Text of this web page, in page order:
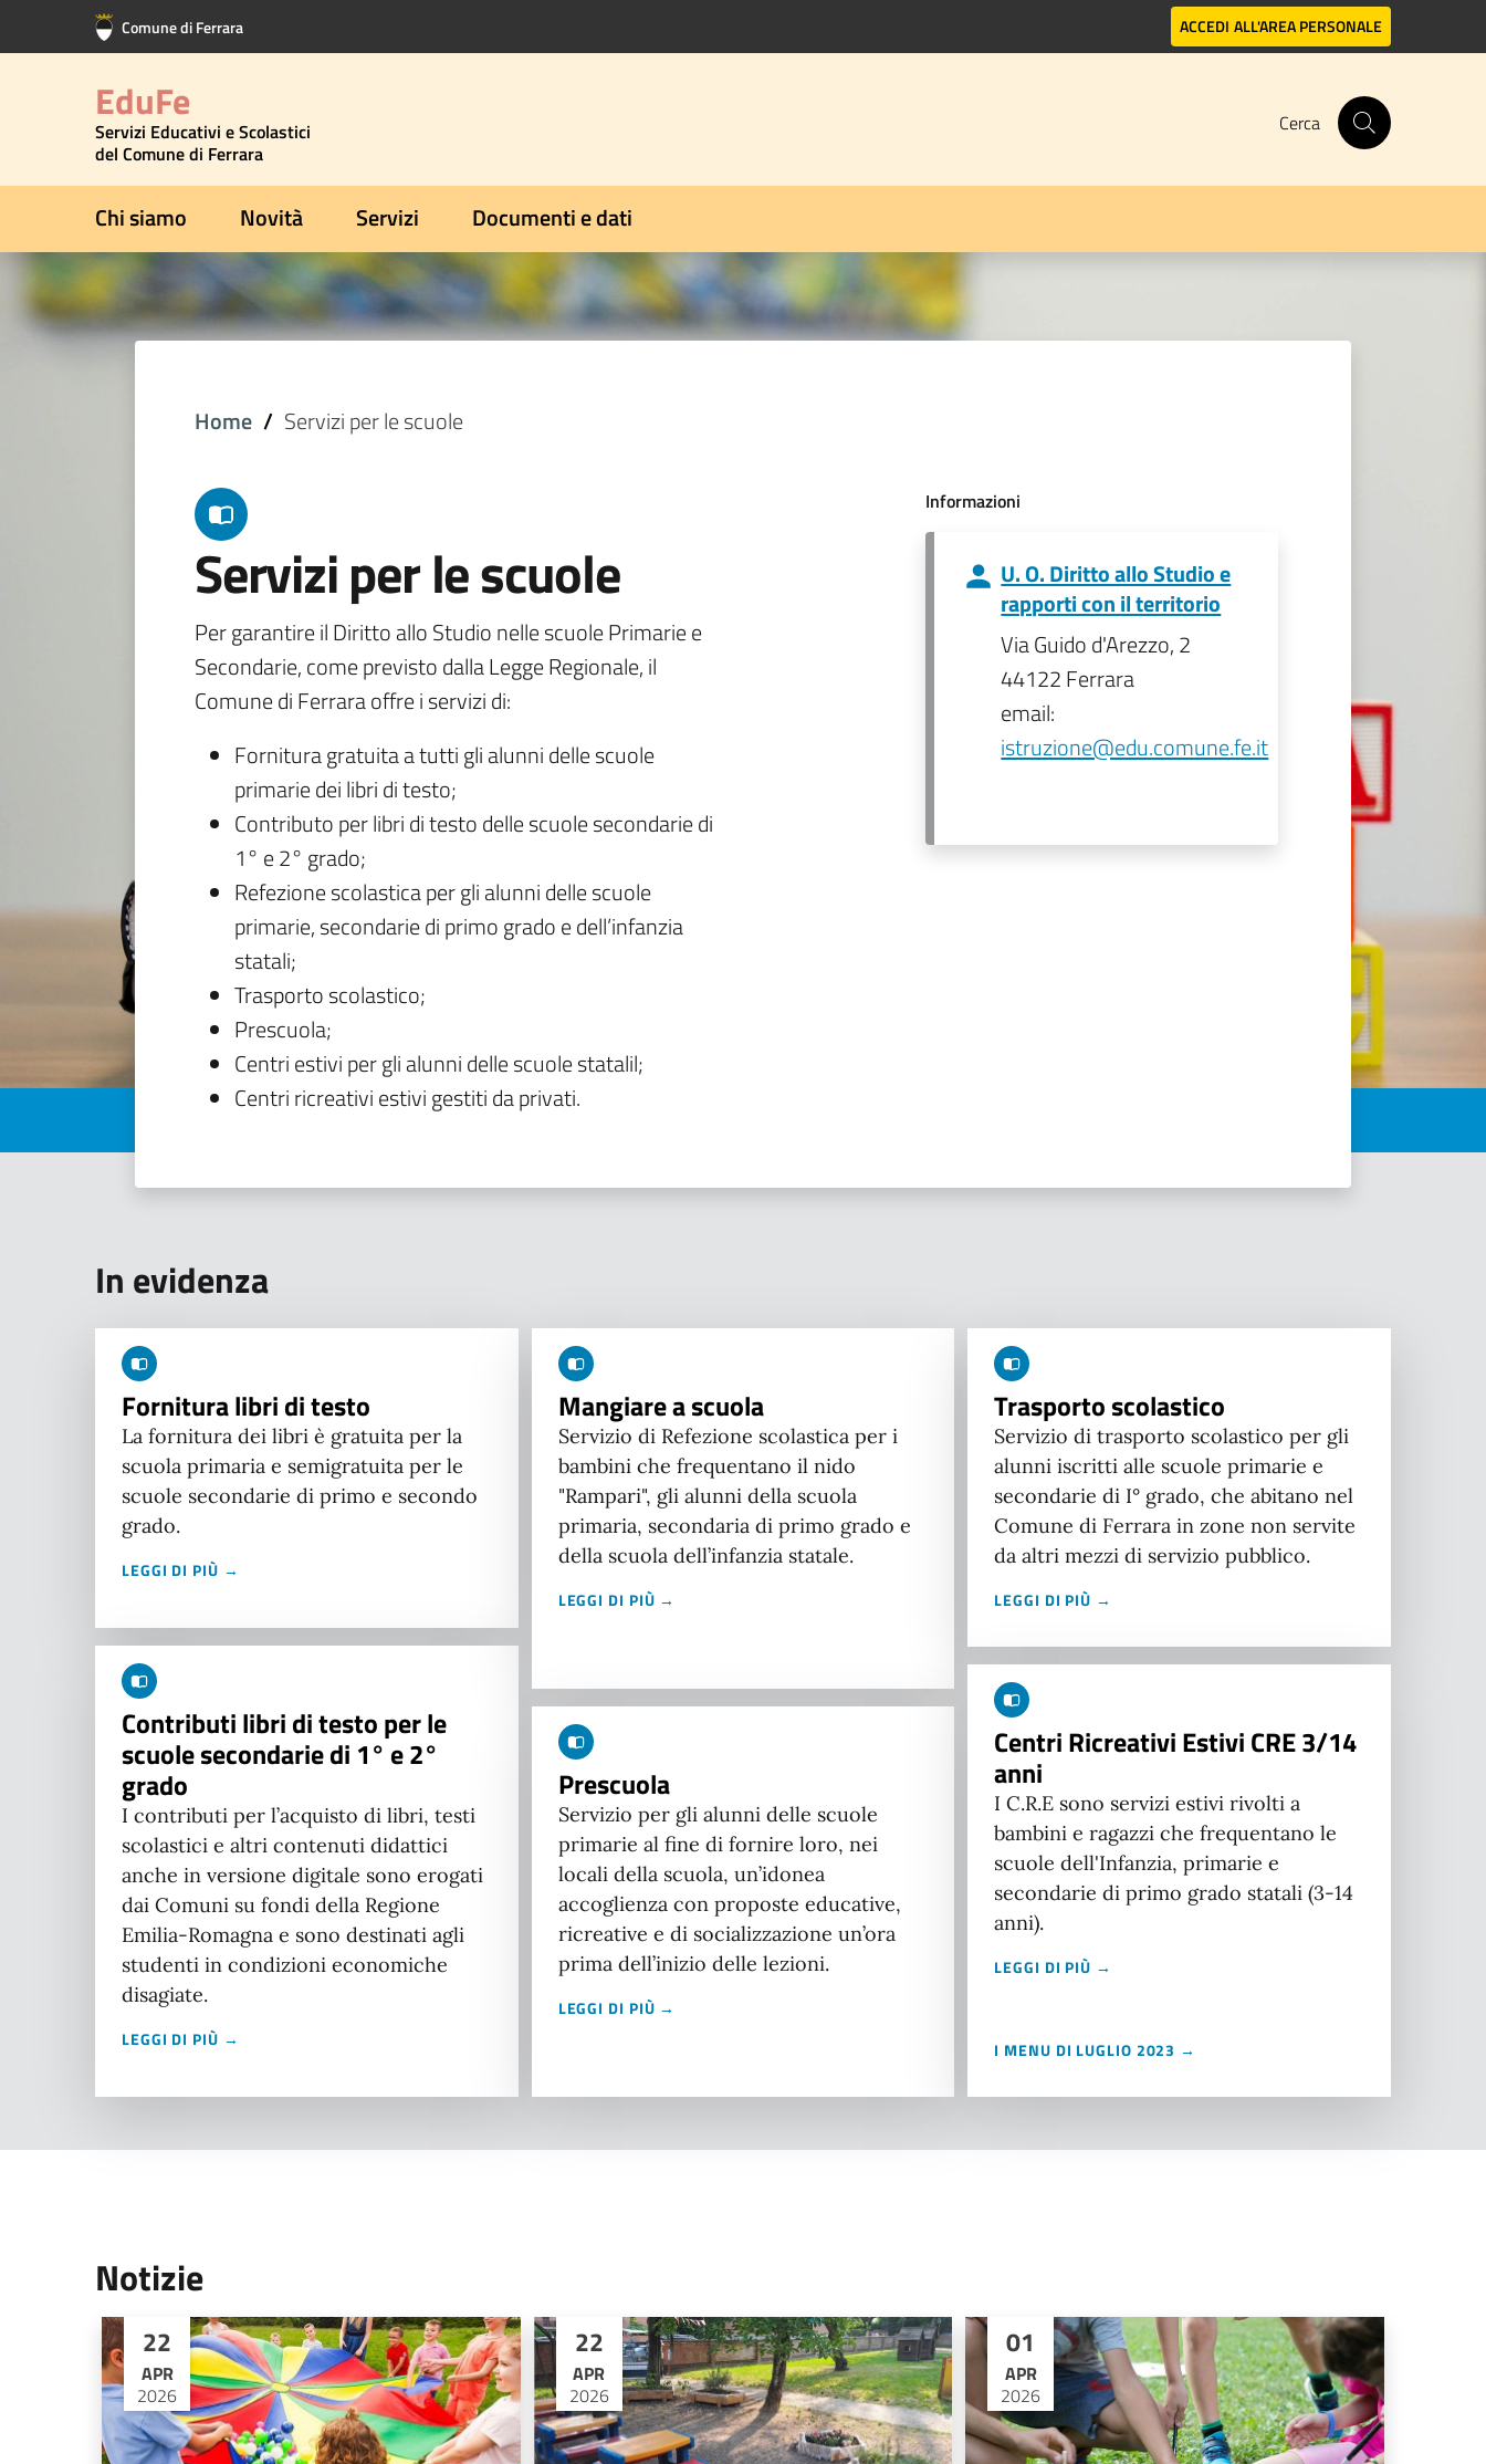
Vai al contenuto principale
Vai al footer Comune di Ferrara ACCEDI ALL'AREA PERSONALE
EduFe
Servizi Educativi e Scolastici
del Comune di Ferrara
Cerca
Chi siamo Novità Servizi Documenti e dati
Home Servizi per le scuole
Servizi per le scuole
Per garantire il Diritto allo Studio nelle scuole Primarie e
Secondarie, come previsto dalla Legge Regionale, il
Comune di Ferrara offre i servizi di:
Fornitura gratuita a tutti gli alunni delle scuole
primarie dei libri di testo;
Contributo per libri di testo delle scuole secondarie di
1° e 2° grado;
Refezione scolastica per gli alunni delle scuole
primarie, secondarie di primo grado e dell’infanzia
statali;
Trasporto scolastico;
Prescuola;
Centri estivi per gli alunni delle scuole statalil;
Centri ricreativi estivi gestiti da privati.
Informazioni
U. O. Diritto allo Studio e
rapporti con il territorio
Via Guido d'Arezzo, 2
44122 Ferrara
email:
istruzione@edu.comune.fe.it
In evidenza
Fornitura libri di testo
La fornitura dei libri è gratuita per la
scuola primaria e semigratuita per le
scuole secondarie di primo e secondo
grado.
LEGGI DI PIÙ →
Contributi libri di testo per le
scuole secondarie di 1° e 2°
grado
I contributi per l’acquisto di libri, testi
scolastici e altri contenuti didattici
anche in versione digitale sono erogati
dai Comuni su fondi della Regione
Emilia-Romagna e sono destinati agli
studenti in condizioni economiche
disagiate.
LEGGI DI PIÙ →
Mangiare a scuola
Servizio di Refezione scolastica per i
bambini che frequentano il nido
"Rampari", gli alunni della scuola
primaria, secondaria di primo grado e
della scuola dell’infanzia statale.
LEGGI DI PIÙ →
Prescuola
Servizio per gli alunni delle scuole
primarie al fine di fornire loro, nei
locali della scuola, un’idonea
accoglienza con proposte educative,
ricreative e di socializzazione un’ora
prima dell’inizio delle lezioni.
LEGGI DI PIÙ →
Trasporto scolastico
Servizio di trasporto scolastico per gli
alunni iscritti alle scuole primarie e
secondarie di I° grado, che abitano nel
Comune di Ferrara in zone non servite
da altri mezzi di servizio pubblico.
LEGGI DI PIÙ →
Centri Ricreativi Estivi CRE 3/14
anni
I C.R.E sono servizi estivi rivolti a
bambini e ragazzi che frequentano le
scuole dell'Infanzia, primarie e
secondarie di primo grado statali (3-14
anni).
LEGGI DI PIÙ →
I MENU DI LUGLIO 2023 →
Notizie
22
APR
2026
22
APR
2026
01
APR
2026